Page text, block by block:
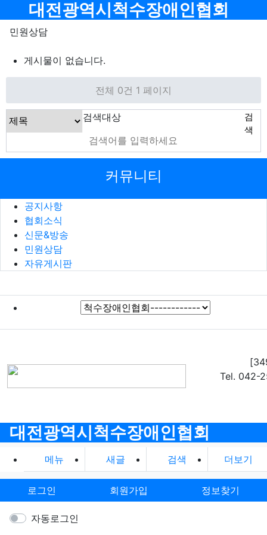
메뉴
대전광역시척수장애인협회
민원상담
게시물이 없습니다.
전체 0건 1 페이지
검색대상
검
색
커뮤니티
공지사항
협회소식
신문&방송
민원상담
자유게시판
Tel. 042-
대전광역시척수장애인협회
메뉴 새글 검색 더보기
로그인 회원가입 정보찾기
자동로그인